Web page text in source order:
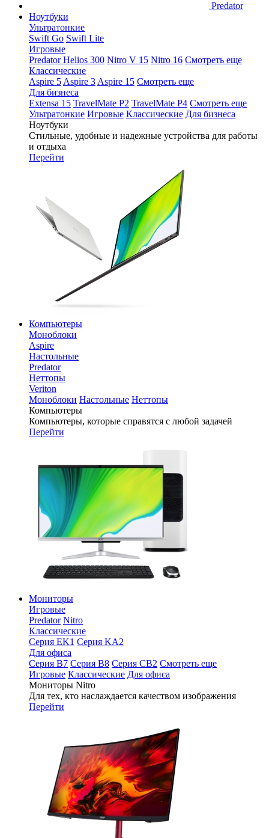
Predator
Ноутбуки
Ультратонкие
Swift Go Swift Lite
Игровые
Predator Helios 300 Nitro V 15 Nitro 16 Смотреть еще
Классические
Aspire 5 Aspire 3 Aspire 15 Смотреть еще
Для бизнеса
Extensa 15 TravelMate P2 TravelMate P4 Смотреть еще
Ультратонкие Игровые Классические Для бизнеса
Ноутбуки
Стильные, удобные и надежные устройства для работы
и отдыха
Перейти
Компьютеры
Моноблоки
Aspire
Настольные
Predator
Неттопы
Veriton
Моноблоки Настольные Неттопы
Компьютеры
Компьютеры, которые справятся с любой задачей
Перейти
Мониторы
Игровые
Predator Nitro
Классические
Серия EK1 Серия KA2
Для офиса
Серия B7 Серия B8 Серия CB2 Смотреть еще
Игровые Классические Для офиса
Мониторы Nitro
Для тех, кто наслаждается качеством изображения
Перейти